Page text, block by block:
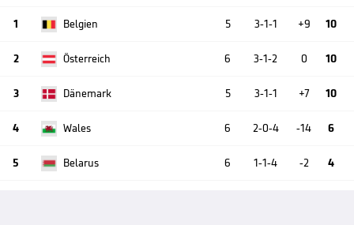
1 Belgien 5 3-1-1 +9 10
2 Österreich 6 3-1-2 0 10
3 Dänemark 5 3-1-1 +7 10
4 Wales 6 2-0-4 -14 6
5 Belarus 6 1-1-4 -2 4